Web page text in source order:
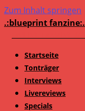
Zum Inhalt springen
.:blueprint fanzine:.
Startseite
Tonträger
Interviews
Livereviews
Specials